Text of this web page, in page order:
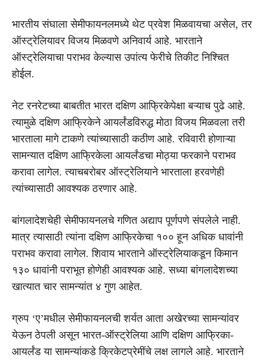
भारतीय संघाला सेमीफायनलमध्ये थेट प्रवेश मिळवायचा असेल, तर
ऑस्ट्रेलियावर विजय मिळवणे अनिवार्य आहे. भारताने
ऑस्ट्रेलियाचा पराभव केल्यास उपांत्य फेरीचे तिकीट निश्चित
होईल.
नेट रनरेटच्या बाबतीत भारत दक्षिण आफ्रिकेपेक्षा बऱ्याच पुढे आहे.
त्यामुळे दक्षिण आफ्रिकेने आयर्लंडविरुद्ध मोठा विजय मिळवला तरी
भारताला मागे टाकणे त्यांच्यासाठी कठीण आहे. रविवारी होणाऱ्या
सामन्यात दक्षिण आफ्रिकेला आयर्लंडचा मोठ्या फरकाने पराभव
करावा लागेल. त्याचबरोबर ऑस्ट्रेलियाने भारताला हरवणेही
त्यांच्यासाठी आवश्यक ठरणार आहे.
बांगलादेशचेही सेमीफायनलचे गणित अद्याप पूर्णपणे संपलेले नाही.
मात्र त्यासाठी त्यांना दक्षिण आफ्रिकेचा १०० हून अधिक धावांनी
पराभव करावा लागेल. शिवाय भारताने ऑस्ट्रेलियाकडून किमान
१३० धावांनी पराभूत होणेही आवश्यक आहे. सध्या बांगलादेशच्या
खात्यात चार सामन्यांत ४ गुण आहेत.
ग्रुप ‘ए’मधील सेमीफायनलची शर्यत आता अखेरच्या सामन्यांवर
येऊन ठेपली असून भारत-ऑस्ट्रेलिया आणि दक्षिण आफ्रिका-
आयर्लंड या सामन्यांकडे क्रिकेटप्रेमींचे लक्ष लागले आहे. भारताने